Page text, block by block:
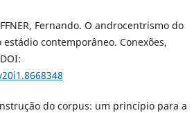
Fernando. O androcentrismo do
contemporâneo. Conexões,
do corpus: um princípio para a